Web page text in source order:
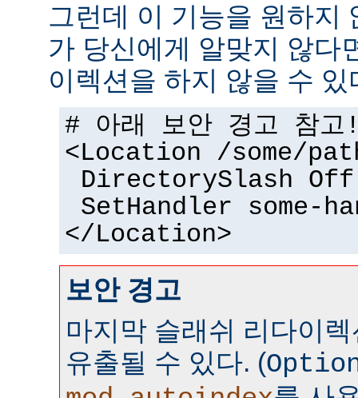
그런데 이 기능을 원하지
가 당신에게 알맞지 않다
이렉션을 하지 않을 수 있
# 아래 보안 경고 참고
<Location /some/
DirectorySlash Off
SetHandler some-
</Location>
보안 경고
마지막 슬래쉬 리다이
유출될 수 있다. (